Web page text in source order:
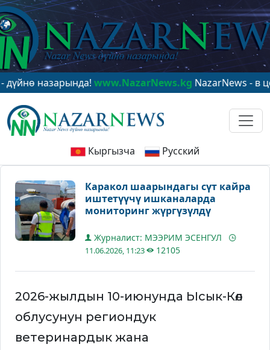
www.NazarNews.kgNazarNews - в центре
Кыргызча Русский
Каракол шаарындагы сүт кайра
иштетүүчү ишканаларда
мониторинг жүргүзүлдү
Журналист: МЭЭРИМ ЭСЕНГУЛ
11.06.2026, 11:23 12105
2026-жылдын 10-июнунда Ысык-Көл
облусунун региондук
ветеринардык жана